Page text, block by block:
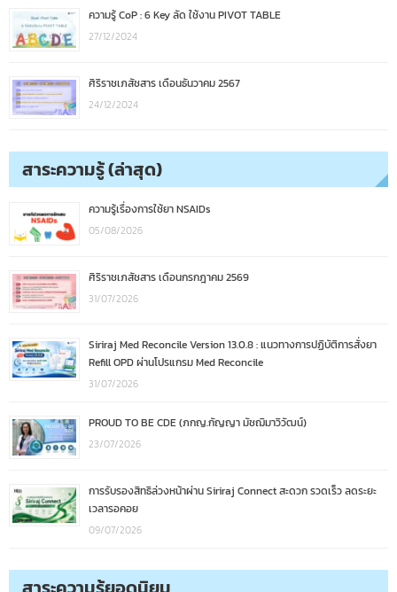
ความรู้ CoP : 6 Key ลัด ใช้งาน PIVOT TABLE
27/12/2024
ศิริราชเภสัชสาร เดือนธันวาคม 2567
24/12/2024
สาระความรู้ (ล่าสุด)
ความรู้เรื่องการใช้ยา NSAIDs
05/08/2026
ศิริราชเภสัชสาร เดือนกรกฎาคม 2569
31/07/2026
Siriraj Med Reconcile Version 13.0.8 : แนวทางการปฏิบัติการสั่งยา
Refill OPD ผ่านโปรแกรม Med Reconcile
31/07/2026
PROUD TO BE CDE (ภกญ.กัญญา มัชฌิมาวิวัฒน์)
23/07/2026
การรับรองสิทธิล่วงหน้าผ่าน Siriraj Connect สะดวก รวดเร็ว ลดระยะ
เวลารอคอย
09/07/2026